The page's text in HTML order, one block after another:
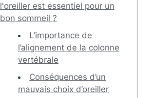
l'oreiller est essentiel pour un
bon sommeil ?
L’importance de
l’alignement de la colonne
vertébrale
Conséquences d’un
mauvais choix d’oreiller